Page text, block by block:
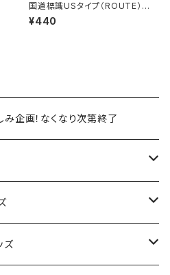
国道標識USタイプ（ROUTE）ス
テッカー 294号線（ブラック）
¥440
み企画！なくなり次第終了
ズ